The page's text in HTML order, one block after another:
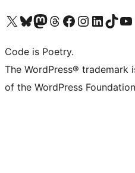
Visita il nostro account X (ex Twitter)
Visita il nostro account Bluesky
Visita il nostro account Mastodon
Visita il nostro account Threads
Visita la nostra pagina Facebook
Visita il nostro account
Visita il nostro account
Visita il nostroVisita il
Code is Poetry.
The WordPress®
of the WordPress